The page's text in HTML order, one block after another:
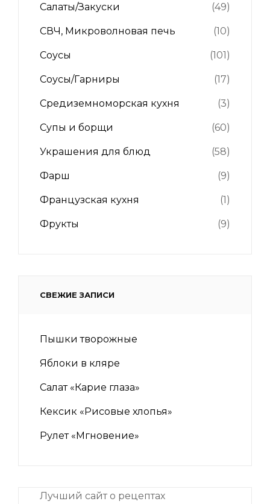
Салаты/Закуски (49)
СВЧ, Микроволновая печь (10)
Соусы (101)
Соусы/Гарниры (17)
Средиземноморская кухня (3)
Супы и борщи (60)
Украшения для блюд (58)
Фарш (9)
Французская кухня (1)
Фрукты (9)
СВЕЖИЕ ЗАПИСИ
Пышки творожные
Яблоки в кляре
Салат «Карие глаза»
Кексик «Рисовые хлопья»
Рулет «Мгновение»
Лучший сайт о рецептах